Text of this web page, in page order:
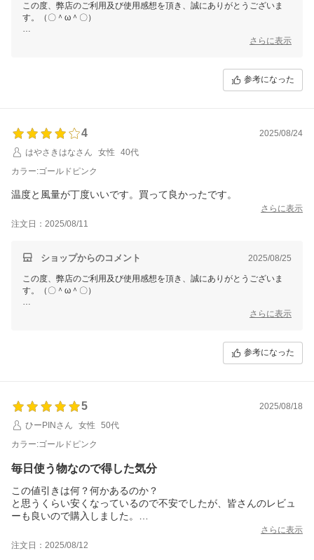
この度、弊店のご利用及び使用感想を頂き、誠にありがとうございま
す。（〇＾ω＾〇）
ご多用にもかかわらず、丁寧なご使用感想をいただき本当に嬉しい限り
お買い上げ商品は少しでもお客様のお役に立てれば幸いです。
これからもまた何がございましたら、是非お気軽にショップまでお問い
を開始してください。
今後も変わらぬご愛顧のほど、よろしくお願いいたします。
さらに表示
参考になった
4
2025/08/24
はやさきはなさん
女性
40代
カラー:ゴールドピンク
温度と風量が丁度いいです。買って良かったです。
さらに表示
注文日：2025/08/11
ショップからのコメント 2025/08/25
この度、弊店のご利用及び使用感想を頂き、誠にありがとうございま
す。（〇＾ω＾〇）
ご多用にもかかわらず、丁寧なご使用感想をいただき本当に嬉しい限り
お買い上げ商品は少しでもお客様のお役に立てれば幸いです。
これからもまた何がございましたら、是非お気軽にショップまでお問い
を開始してください。
今後も変わらぬご愛顧のほど、よろしくお願いいたします。
さらに表示
参考になった
5
2025/08/18
ひーPINさん
女性
50代
カラー:ゴールドピンク
毎日使う物なので得した気分
この値引きは何？何かあるのか？
と思うくらい安くなっているので不安でしたが、皆さんのレビュ
ーも良いので購入しました。
大風量、 速乾 、軽量、その通りです。
ゴールドピンク購入です。ピンクよりゴールドの方が色目は出て
さらに表示
注文日：2025/08/12